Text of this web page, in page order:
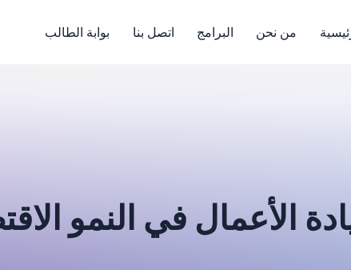
من نحن البرامج اتصل بنا بوابة الطالب
الأعمال في النمو